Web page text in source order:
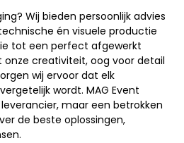
Wij bieden persoonlijk advies
én visuele productie
tot een perfect afgewerkt
creativiteit, oog voor detail
wij ervoor dat elk
wordt. MAG Event
maar een betrokken
de beste oplossingen,